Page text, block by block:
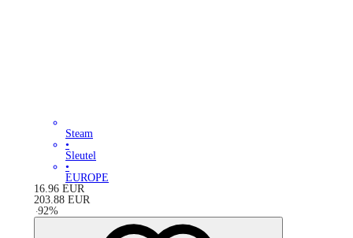
Steam
•
Sleutel
•
EUROPE
16.96 EUR
203.88 EUR
-92%